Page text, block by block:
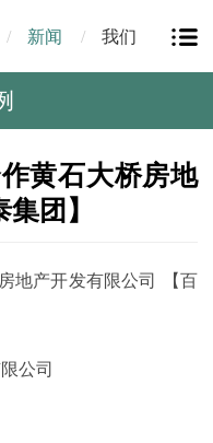
新闻 我们
黄石大桥房地
团】
地产开发有限公司
【百
公司